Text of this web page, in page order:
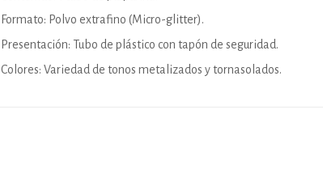
Formato: Polvo extrafino (Micro-glitter).
Presentación: Tubo de plástico con tapón de seguridad.
Colores: Variedad de tonos metalizados y tornasolados.